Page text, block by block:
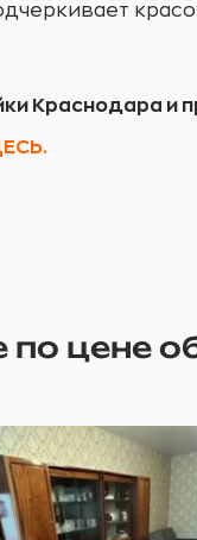
Краснодара и
цене